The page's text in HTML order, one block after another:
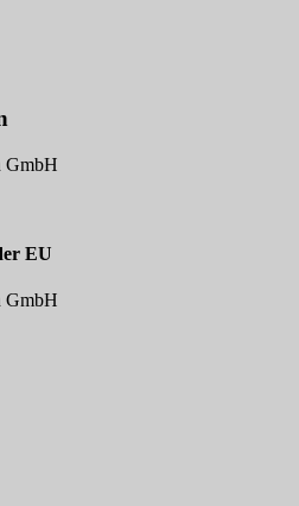
GmbH
EU
GmbH